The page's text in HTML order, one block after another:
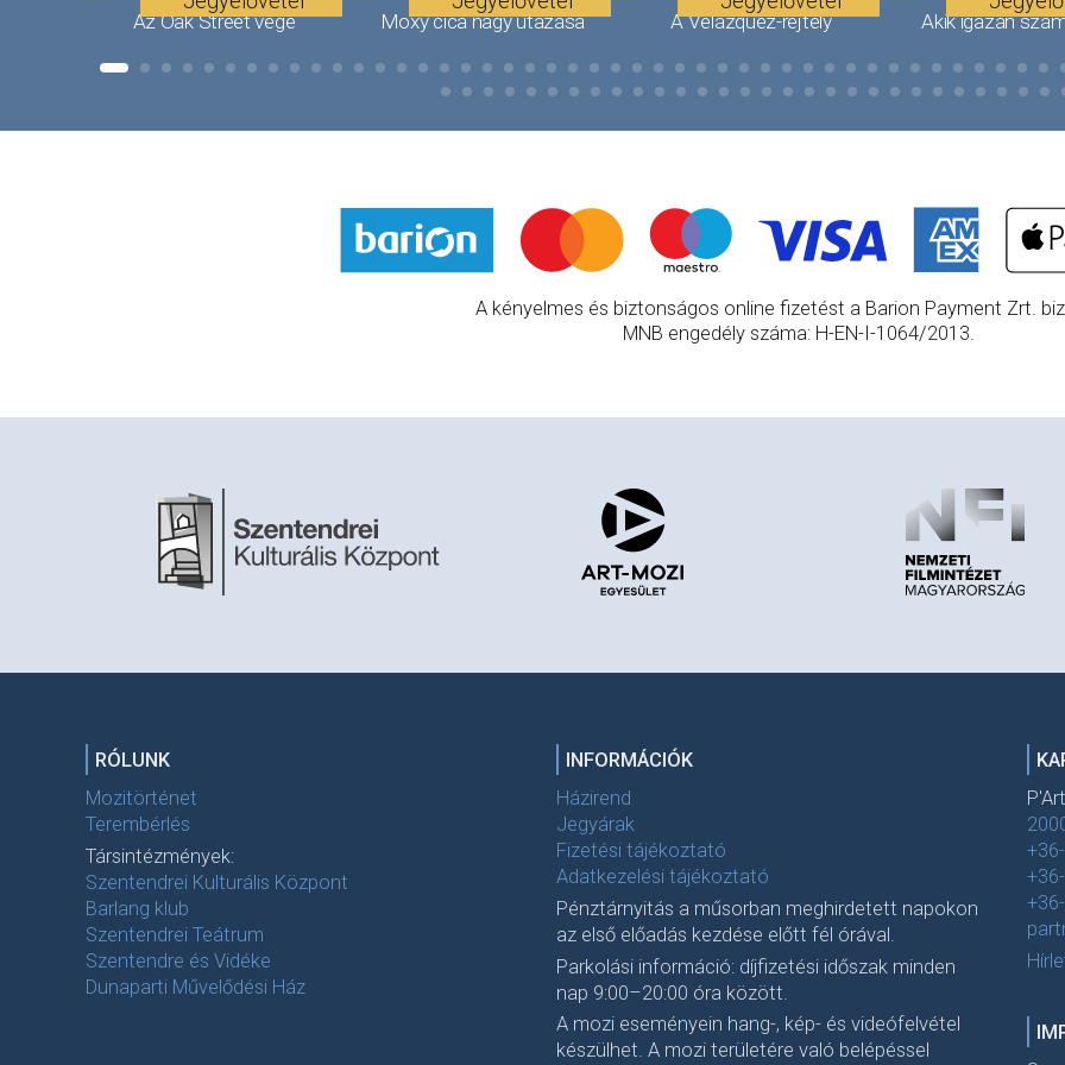
Az Oak Street vége Moxy cica nagy utazása A Velázquez-rejtély Akik igazán
A kényelmes és biztonságos online fizetést a Barion Payment Zrt.
MNB engedély száma: H-EN-I-1064/2013.
RÓLUNK
Mozitörténet
Terembérlés
Társintézmények:
Szentendrei Kulturális Központ
Barlang klub
Szentendrei Teátrum
Szentendre és Vidéke
Dunaparti Művelődési Ház
INFORMÁCIÓK
Házirend
Jegyárak
Fizetési tájékoztató
Adatkezelési tájékoztató
Pénztárnyitás a műsorban meghirdetett napokon
az első előadás kezdése előtt fél órával.
Parkolási információ: díjfizetési időszak minden
nap 9:00–20:00 óra között.
A mozi eseményein hang-, kép- és videófelvétel
készülhet. A mozi területére való belépéssel